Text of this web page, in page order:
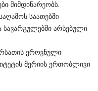
მიმდინარეობს.
საათებში
არსებული
ეროვნული
მერიის ერთობლივი